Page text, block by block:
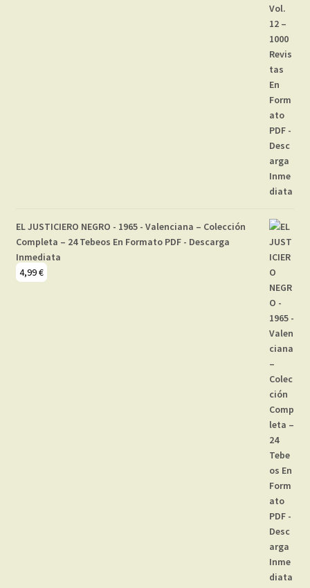
EL JUSTICIERO NEGRO - 1965 - Valenciana – Colección
Completa – 24 Tebeos En Formato PDF - Descarga
Inmediata
4,99€